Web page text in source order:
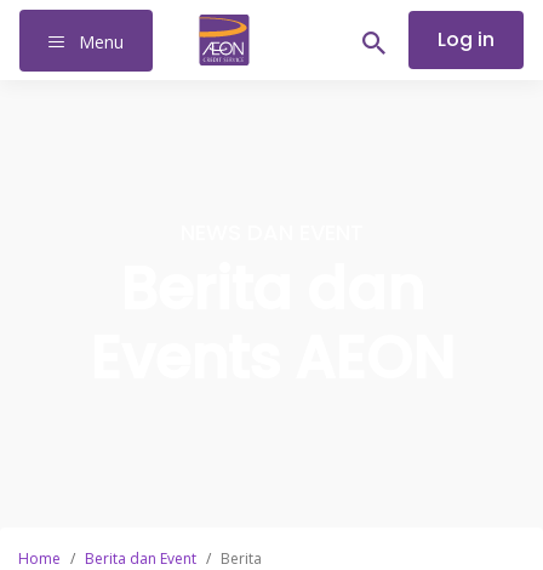
Log in
Menu
Home / Berita dan Event / Berita